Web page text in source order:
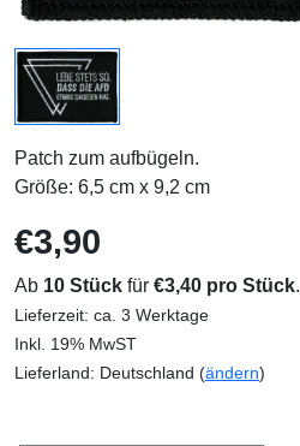
Patch zum aufbügeln.
Größe: 6,5 cm x 9,2 cm
€3,90
Ab 10 Stück für €3,40 pro Stück.
Lieferzeit: ca. 3 Werktage
Inkl. 19% MwST
Lieferland: Deutschland (ändern)